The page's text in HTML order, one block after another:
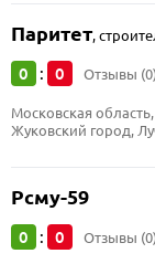
Паритет,
0 : 0 Отзывы (0)
Московская область,
Жуковский город,
Рсму-59
0 : 0 Отзывы (0)